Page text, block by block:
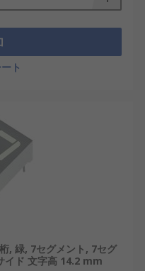
分野など多様な場
ています。
電出力や警告表
。
示に小型LED表示
化の可視化やイ
リアルタイムな
ト
, 緑, 7セグメント, 7セグ
イド 文字高 14.2 mm